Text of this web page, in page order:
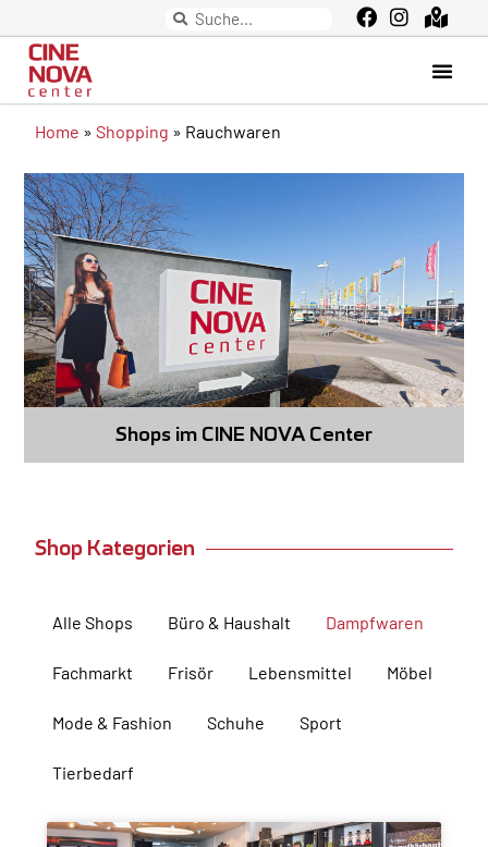
Home »Shopping » Rauchwaren
Shops im CINE NOVA Center
Shop Kategorien
Alle Shops Büro & Haushalt Dampfwaren
Fachmarkt Frisör Lebensmittel Möbel
Mode & Fashion Schuhe Sport
Tierbedarf